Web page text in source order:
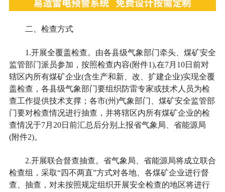
二、检查方式
1.开展全覆盖检查。由各县级气象部门牵头、煤矿安全
监管部门派员参加，按照检查内容(附件1),在7月10日前对
辖区内所有煤矿企业(含生产和新、改、扩建企业)实现全覆
盖检查，各县级气象部门要组织防雷专家或技术人员为检
查工作提供技术支撑；各市(州)气象部门、煤矿安全监管部
门要对检查情况进行抽查，并将辖区内所有煤矿企业的检
查情况于7月20日前汇总后分别上报省气象局、省能源局
(附件2)。
2.开展联合督查抽查。省气象局、省能源局将成立联合
检查组，采取“四不两直”方式对各地、各煤矿企业进行督
查、抽查，对未按照规定组织开展安全检查的地区将进行